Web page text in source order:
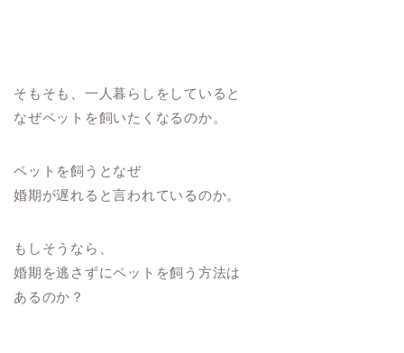
そもそも、一人暮らしをしていると
なぜペットを飼いたくなるのか。
ペットを飼うとなぜ
婚期が遅れると言われているのか。
もしそうなら、
婚期を逃さずにペットを飼う方法は
あるのか？